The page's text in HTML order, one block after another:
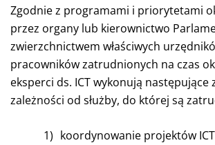
Zgodnie z programami i priorytetami
przez organy lub kierownictwo
zwierzchnictwem właściwych
pracowników zatrudnionych na czas
eksperci ds. ICT wykonują następujące
zależności od służby, do której są
1) koordynowanie projektów